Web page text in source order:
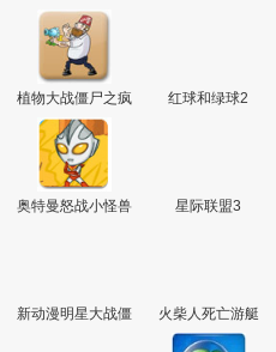
版
植物大战僵尸之疯
狂大叔
红球和绿球2
奥特曼怒战小怪兽 星际联盟3
新动漫明星大战僵
火柴人死亡游艇